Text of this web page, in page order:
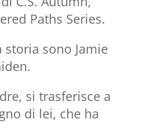
Paths Series.
sono Jamie
si trasferisce a
di lei, che ha